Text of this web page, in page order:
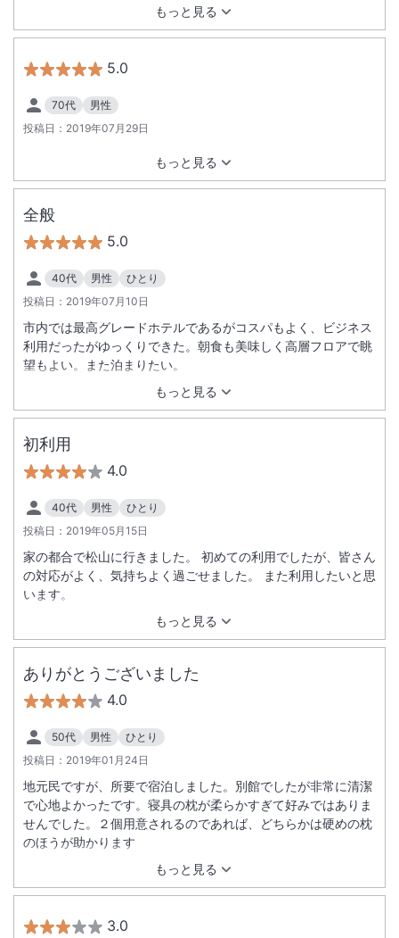
もっと見る
5.0
70代
男性
投稿日： 2019年07月29日
もっと見る
全般
5.0
40代 男性
ひとり
投稿日： 2019年07月10日
もっと見る
市内では最高グレードホテルであるがコスパもよく、ビジネス
利用だったがゆっくりできた。朝食も美味しく高層フロアで眺
望もよい。また泊まりたい。
初利用
4.0
40代 男性
ひとり
投稿日： 2019年05月15日
もっと見る
家の都合で松山に行きました。 初めての利用でしたが、皆さん
の対応がよく、気持ちよく過ごせました。 また利用したいと思
います。
ありがとうございました
4.0
50代 男性
ひとり
投稿日： 2019年01月24日
もっと見る
地元民ですが、所要で宿泊しました。別館でしたが非常に清潔
で心地よかったです。寝具の枕が柔らかすぎて好みではありま
せんでした。２個用意されるのであれば、どちらかは硬めの枕
のほうが助かります
3.0